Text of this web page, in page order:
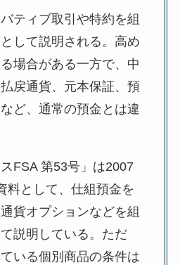
ティブ取引や特約を組
して説明される。高め
場合がある一方で、中
戻通貨、元本保証、預
ど、通常の預金とは違
FSA 第53号」は2007
料として、仕組預金を
貨オプションなどを組
説明している。ただ
いる個別商品の条件は